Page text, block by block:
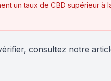
un taux de CBD supérieur à
consultez notre